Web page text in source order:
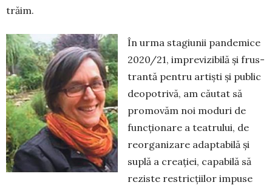
trăim.
În urma stagiunii pandemice
2020/21, impre­vizibilă și frus­
trantă pentru artiști și public
deo­potrivă, am căutat să
promovăm noi moduri de
funcționare a teatrului, de
reorganizare adaptabilă și
suplă a creației, capabilă să
reziste restricțiilor impuse